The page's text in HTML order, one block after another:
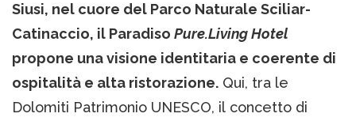
Siusi, nel cuore del Parco Naturale Sciliar-
Catinaccio, il Paradiso Pure.Living Hotel
propone una visione identitaria e coerente di
ospitalità e alta ristorazione. Qui, tra le
Dolomiti Patrimonio UNESCO, il concetto di